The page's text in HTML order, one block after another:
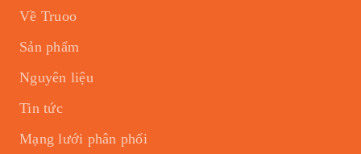
Về Truoo
Sản phẩm
Nguyên liệu
Tin tức
Mạng lưới phân phối